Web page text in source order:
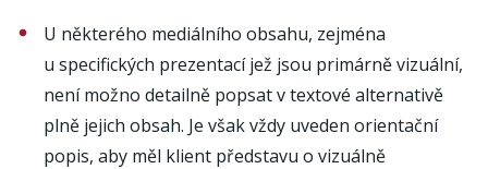
U některého mediálního obsahu, zejména
u specifických prezentací jež jsou primárně vizuální,
není možno detailně popsat v textové alternativě
plně jejich obsah. Je však vždy uveden orientační
popis, aby měl klient představu o vizuálně